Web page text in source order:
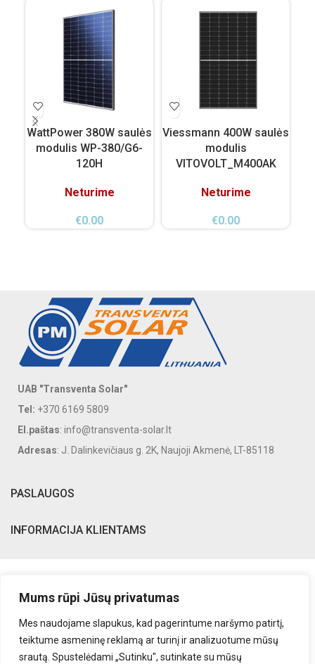
Mums rūpi Jūsų privatumas
Mes naudojame slapukus, kad pagerintume naršymo patirtį,
teiktume asmeninę reklamą ar turinį ir analizuotume mūsų
srautą. Spustelėdami „Sutinku", sutinkate su mūsų
WattPower 380W saulės
modulis WP-380/G6-
120H
Neturime
€0.00
Viessmann 400W saulės
modulis
VITOVOLT_M400AK
Neturime
€0.00
UAB "Transventa Solar"
Tel: +370 6169 5809
El.paštas: info@transventa-solar.lt
Adresas: J. Dalinkevičiaus g. 2K, Naujoji Akmenė, LT-85118
PASLAUGOS
INFORMACIJA KLIENTAMS